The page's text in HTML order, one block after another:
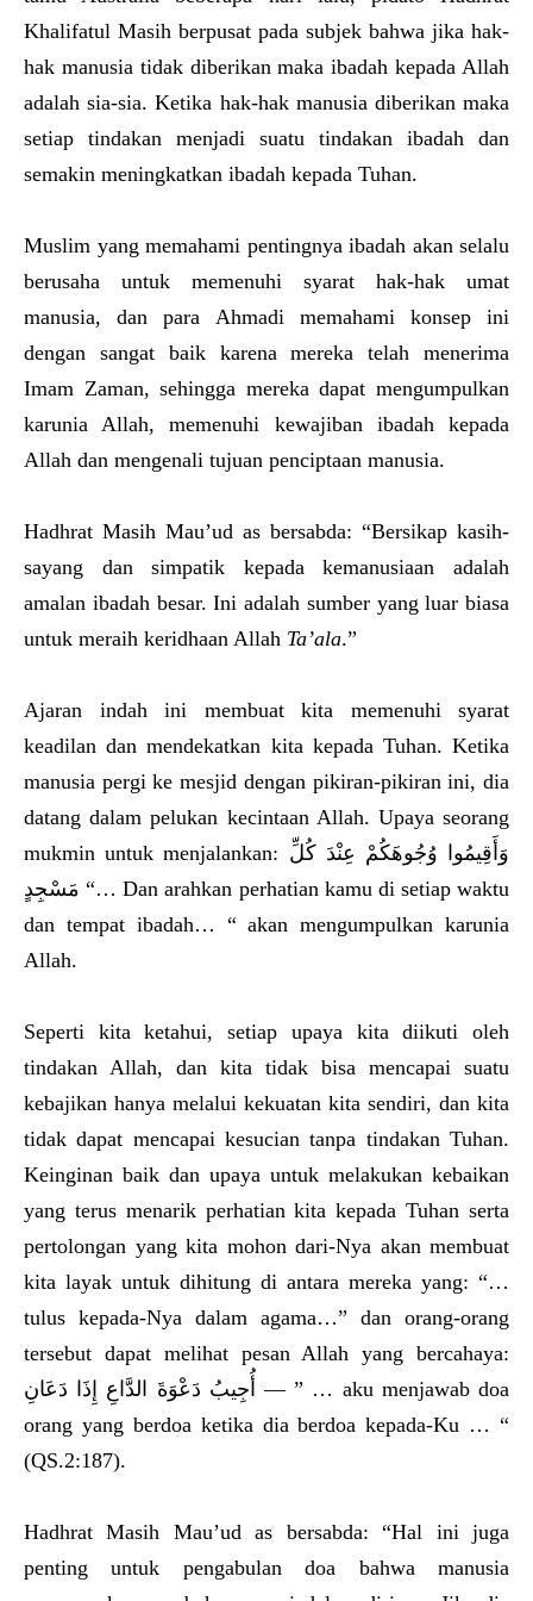
Khalifatul Masih berpusat pada subjek bahwa jika hak-
hak manusia tidak diberikan maka ibadah kepada Allah
adalah sia-sia. Ketika hak-hak manusia diberikan maka
setiap tindakan menjadi suatu tindakan ibadah dan
semakin meningkatkan ibadah kepada Tuhan.
Muslim yang memahami pentingnya ibadah akan selalu
berusaha untuk memenuhi syarat hak-hak umat
manusia, dan para Ahmadi memahami konsep ini
dengan sangat baik karena mereka telah menerima
Imam Zaman, sehingga mereka dapat mengumpulkan
karunia Allah, memenuhi kewajiban ibadah kepada
Allah dan mengenali tujuan penciptaan manusia.
Hadhrat Masih Mau’ud as bersabda: “Bersikap kasih-
sayang dan simpatik kepada kemanusiaan adalah
amalan ibadah besar. Ini adalah sumber yang luar biasa
untuk meraih keridhaan Allah Ta’ala.”
Ajaran indah ini membuat kita memenuhi syarat
keadilan dan mendekatkan kita kepada Tuhan. Ketika
manusia pergi ke mesjid dengan pikiran-pikiran ini, dia
datang dalam pelukan kecintaan Allah. Upaya seorang
mukmin untuk menjalankan: وَأَقِيمُوا وُجُوهَكُمْ عِنْدَ كُلِّ
مَسْجِدٍ “… Dan arahkan perhatian kamu di setiap waktu
dan tempat ibadah… “ akan mengumpulkan karunia
Allah.
Seperti kita ketahui, setiap upaya kita diikuti oleh
tindakan Allah, dan kita tidak bisa mencapai suatu
kebajikan hanya melalui kekuatan kita sendiri, dan kita
tidak dapat mencapai kesucian tanpa tindakan Tuhan.
Keinginan baik dan upaya untuk melakukan kebaikan
yang terus menarik perhatian kita kepada Tuhan serta
pertolongan yang kita mohon dari-Nya akan membuat
kita layak untuk dihitung di antara mereka yang: “…
tulus kepada-Nya dalam agama…” dan orang-orang
tersebut dapat melihat pesan Allah yang bercahaya:
أُجِيبُ دَعْوَةَ الدَّاعِ إِذَا دَعَانِ — ” … aku menjawab doa
orang yang berdoa ketika dia berdoa kepada-Ku … “
(QS.2:187).
Hadhrat Masih Mau’ud as bersabda: “Hal ini juga
penting untuk pengabulan doa bahwa manusia